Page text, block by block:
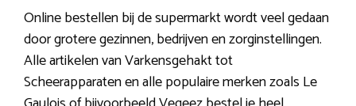
Online bestellen bij de supermarkt wordt veel gedaan
door grotere gezinnen, bedrijven en zorginstellingen.
Alle artikelen van Varkensgehakt tot
Scheerapparaten en alle populaire merken zoals Le